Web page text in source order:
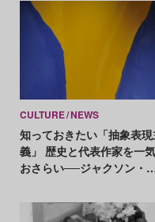
CULTURE NEWS
知っておきたい「抽象表
義」 歴史と代表作家を一
おさらい──ジャクソン・